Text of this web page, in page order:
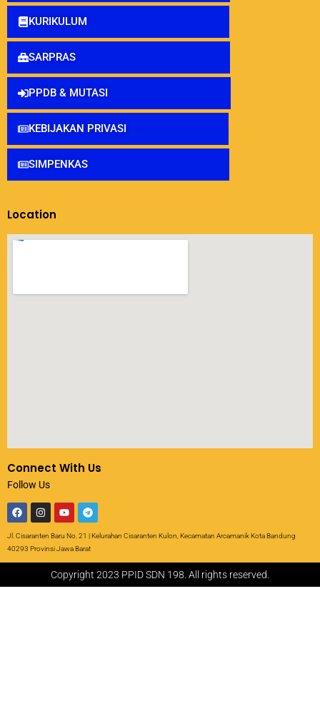
KURIKULUM
SARPRAS
PPDB & MUTASI
KEBIJAKAN PRIVASI
SIMPENKAS
Location
Connect With Us
Follow Us
Jl. Cisaranten Baru No. 21 | Kelurahan Cisaranten Kulon, Kecamatan Arcamanik Kota Bandung
40293 Provinsi Jawa Barat
Copyright 2023 PPID SDN 198. All rights reserved.